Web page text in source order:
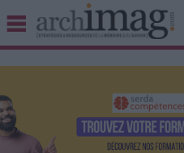
BIBLIOTHÈQUE ÉDITION
UNIVERS DATA
TRAVAIL COLLABORATIF